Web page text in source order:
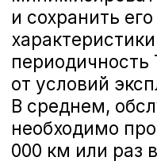
Замена стоек
Замена втулок
Гарантирует
дороге.
Запишитесь на ТО
Белгороде
Доверьте
автомобиля
наслаждаться
пути. Официальное
уверенность в